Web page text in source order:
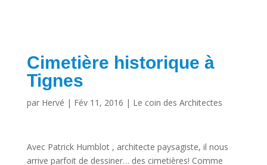
Cimetière historique à
Tignes
par Hervé | Fév 11, 2016 | Le coin des Architectes
Avec Patrick Humblot , architecte paysagiste, il nous
arrive parfoit de dessiner… des cimetières! Comme